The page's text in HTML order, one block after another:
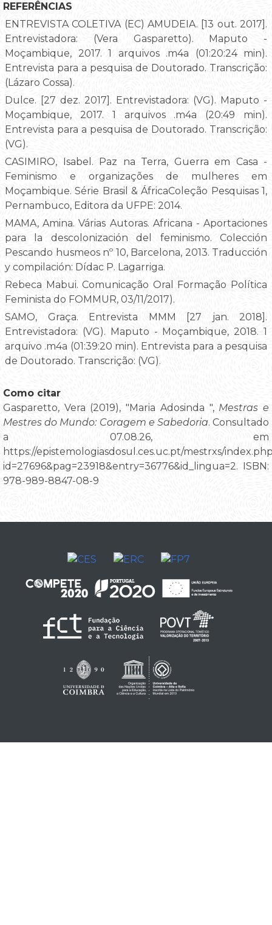
REFERÊNCIAS
ENTREVISTA COLETIVA (EC) AMUDEIA. [13 out. 2017].
Entrevistadora: (Vera Gasparetto). Maputo -
Moçambique, 2017. 1 arquivos .m4a (01:20:24 min).
Entrevista para a pesquisa de Doutorado. Transcrição:
(Lázaro Cossa).
Dulce. [27 dez. 2017]. Entrevistadora: (VG). Maputo -
Moçambique, 2017. 1 arquivos .m4a (20:49 min).
Entrevista para a pesquisa de Doutorado. Transcrição:
(VG).
CASIMIRO, Isabel. Paz na Terra, Guerra em Casa -
Feminismo e organizações de mulheres em
Moçambique. Série Brasil & ÁfricaColeção Pesquisas 1,
Pernambuco, Editora da UFPE: 2014.
MAMA, Amina. Várias Autoras. Africana - Aportaciones
para la descolonización del feminismo. Colección
Pescando husmeos nº 10, Barcelona, 2013. Traducción
y compilación: Dídac P. Lagarriga.
Rebeca Mabui. Comunicação Oral Formação Política
Feminista do FOMMUR, 03/11/2017).
SAMO, Graça. Entrevista MMM [27 jan. 2018].
Entrevistadora: (VG). Maputo - Moçambique, 2018. 1
arquivo .m4a (01:39:20 min). Entrevista para a pesquisa
de Doutorado. Transcrição: (VG).
Como citar
Gasparetto, Vera (2019), "Maria Adosinda ", Mestras e
Mestres do Mundo: Coragem e Sabedoria. Consultado
a 07.08.26, em
https://epistemologiasdosul.ces.uc.pt/mestrxs/
id=27696&pag=23918&entry=36776&id_lingua=2. ISBN:
978-989-8847-08-9